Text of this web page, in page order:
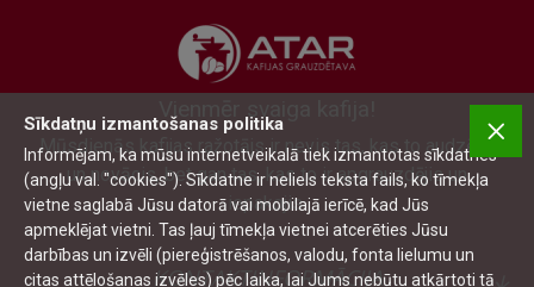
Vienmēr svaiga kafija!
Mūsdienās kafijas ražotājs ir nevis tas, kas to audzējis
un novācis, bet gan tas, kas to ir apgrauzdējis un
iepakojis.
KONTAKTINFORMĀCIJA
Sīkdatņu izmantošanas politika
Informējam, ka mūsu internetveikalā tiek izmantotas sīkdatnes
(angļu val. "cookies"). Sīkdatne ir neliels teksta fails, ko tīmekļa
vietne saglabā Jūsu datorā vai mobilajā ierīcē, kad Jūs
apmeklējat vietni. Tas ļauj tīmekļa vietnei atcerēties Jūsu
darbības un izvēli (piereģistrēšanos, valodu, fonta lielumu un
citas attēlošanas izvēles) pēc laika, lai Jums nebūtu atkārtoti tā